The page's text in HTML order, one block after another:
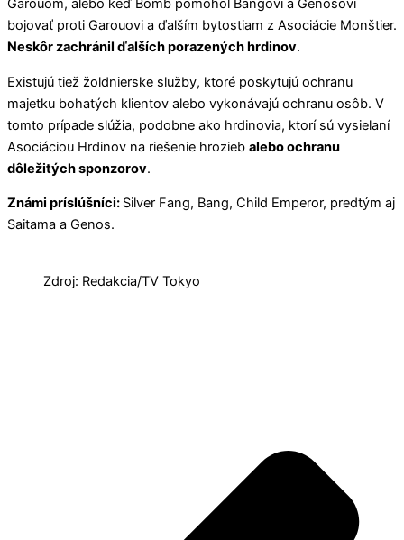
Garouom, alebo keď Bomb pomohol Bangovi a Genosovi
bojovať proti Garouovi a ďalším bytostiam z Asociácie Monštier.
Neskôr zachránil ďalších porazených hrdinov.
Existujú tiež žoldnierske služby, ktoré poskytujú ochranu
majetku bohatých klientov alebo vykonávajú ochranu osôb. V
tomto prípade slúžia, podobne ako hrdinovia, ktorí sú vysielaní
Asociáciou Hrdinov na riešenie hrozieb alebo ochranu
dôležitých sponzorov.
Známi príslúšníci: Silver Fang, Bang, Child Emperor, predtým aj
Saitama a Genos.
Zdroj: Redakcia/TV Tokyo